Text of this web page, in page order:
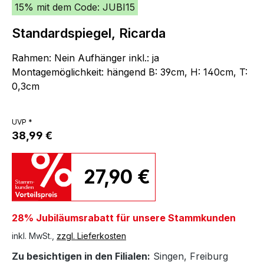
15% mit dem Code: JUBI15
Standardspiegel, Ricarda
Rahmen: Nein Aufhänger inkl.: ja
Montagemöglichkeit: hängend B: 39cm, H: 140cm, T:
0,3cm
UVP *
38,99 €
27,90 €
28% Jubiläumsrabatt für unsere Stammkunden
inkl. MwSt., zzgl. Lieferkosten
Zu besichtigen in den Filialen: Singen, Freiburg